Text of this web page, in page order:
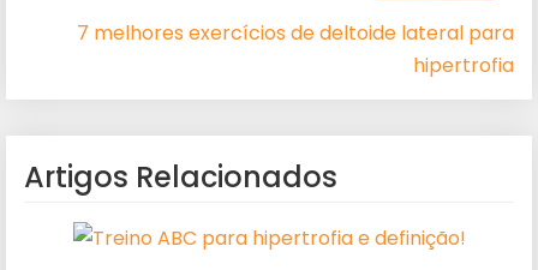
7 melhores exercícios de deltoide lateral para
hipertrofia
Artigos Relacionados